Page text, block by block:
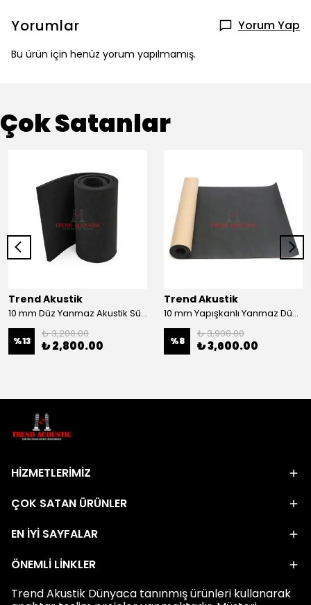
Yorumlar Yorum Yap
Bu ürün için henüz yorum yapılmamış.
Çok Satanlar
Trend Akustik
10 mm Düz Yanmaz Akustik Sünger - 20 m2 Rulo
%13
₺ 3,200.00
₺ 2,800.00
Trend Akustik
10 mm Yapışkanlı Yanmaz Düz Akustik Sünger – 20 m2 Rulo
%8
₺ 3,900.00
₺ 3,600.00
HİZMETLERİMİZ
ÇOK SATAN ÜRÜNLER
EN İYİ SAYFALAR
ÖNEMLİ LİNKLER
Trend Akustik Dünyaca tanınmış ürünleri kullanarak